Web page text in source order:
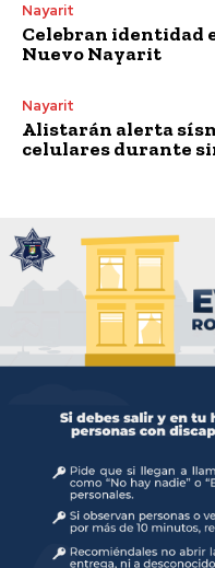
Nayarit
Celebran identidad
Nuevo Nayarit
Nayarit
Alistarán alerta
celulares durante